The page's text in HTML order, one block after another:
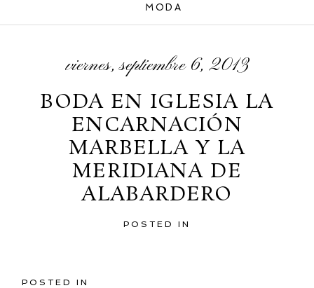
MODA
viernes, septiembre 6, 2013
BODA EN IGLESIA LA
ENCARNACIÓN
MARBELLA Y LA
MERIDIANA DE
ALABARDERO
POSTED IN
POSTED IN